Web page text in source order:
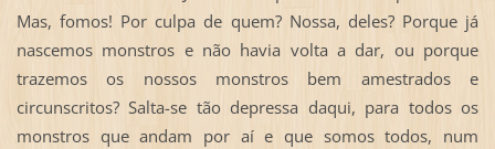
Mas, fomos! Por culpa de quem? Nossa, deles? Porque já
nascemos monstros e não havia volta a dar, ou porque
trazemos os nossos monstros bem amestrados e
circunscritos? Salta-se tão depressa daqui, para todos os
monstros que andam por aí e que somos todos, num